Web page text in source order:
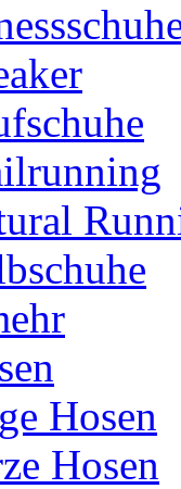
Hosen
Hosen